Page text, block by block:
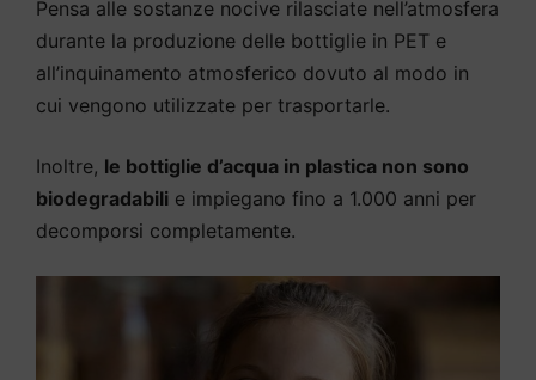
Pensa alle sostanze nocive rilasciate nell’atmosfera
durante la produzione delle bottiglie in PET e
all’inquinamento atmosferico dovuto al modo in
cui vengono utilizzate per trasportarle.
Inoltre, le bottiglie d’acqua in plastica non sono
biodegradabili e impiegano fino a 1.000 anni per
decomporsi completamente.